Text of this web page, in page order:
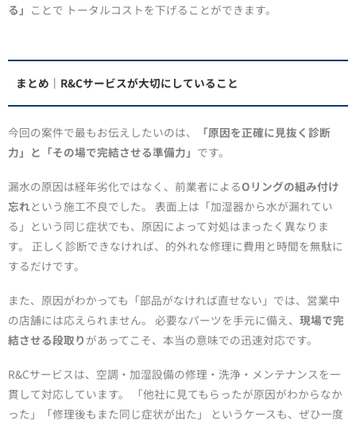
る」 ことで トータルコストを下げることができます。
まとめ｜R&Cサービスが大切にしていること
今回の案件で最もお伝えしたいのは、
「原因を正確に見抜く診断
力」と「その場で完結させる準備力」 です。
漏水の原因は経年劣化ではなく、前業者によるOリングの組み付け
忘れという施工不良でした。 表面上は「加湿器から水が漏れてい
る」という同じ症状でも、原因によって対処はまったく異なりま
す。 正しく診断できなければ、的外れな修理に費用と時間を無駄に
するだけです。
また、原因がわかっても「部品がなければ直せない」では、営業中
の店舗には応えられません。 必要なパーツを手元に備え、 現場で完
結させる段取り があってこそ、本当の意味での迅速対応です。
R&Cサービスは、空調・加湿設備の修理・洗浄・メンテナンスを一
貫して対応しています。 「他社に見てもらったが原因がわからなか
った」「修理後もまた同じ症状が出た」 というケースも、ぜひ一度